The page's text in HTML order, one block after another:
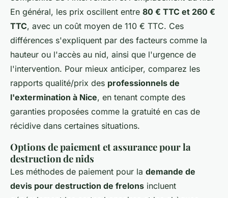
En général, les prix oscillent entre 80 € TTC et 260 €
TTC, avec un coût moyen de 110 € TTC. Ces
différences s'expliquent par des facteurs comme la
hauteur ou l'accès au nid, ainsi que l'urgence de
l'intervention. Pour mieux anticiper, comparez les
rapports qualité/prix des professionnels de
l'extermination à Nice, en tenant compte des
garanties proposées comme la gratuité en cas de
récidive dans certaines situations.
Options de paiement et assurance pour la
destruction de nids
Les méthodes de paiement pour la demande de
devis pour destruction de frelons incluent